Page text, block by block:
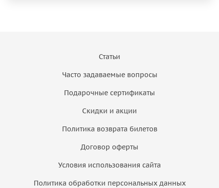
Статьи
Часто задаваемые вопросы
Подарочные сертификаты
Скидки и акции
Политика возврата билетов
Договор оферты
Условия использования сайта
Политика обработки персональных данных